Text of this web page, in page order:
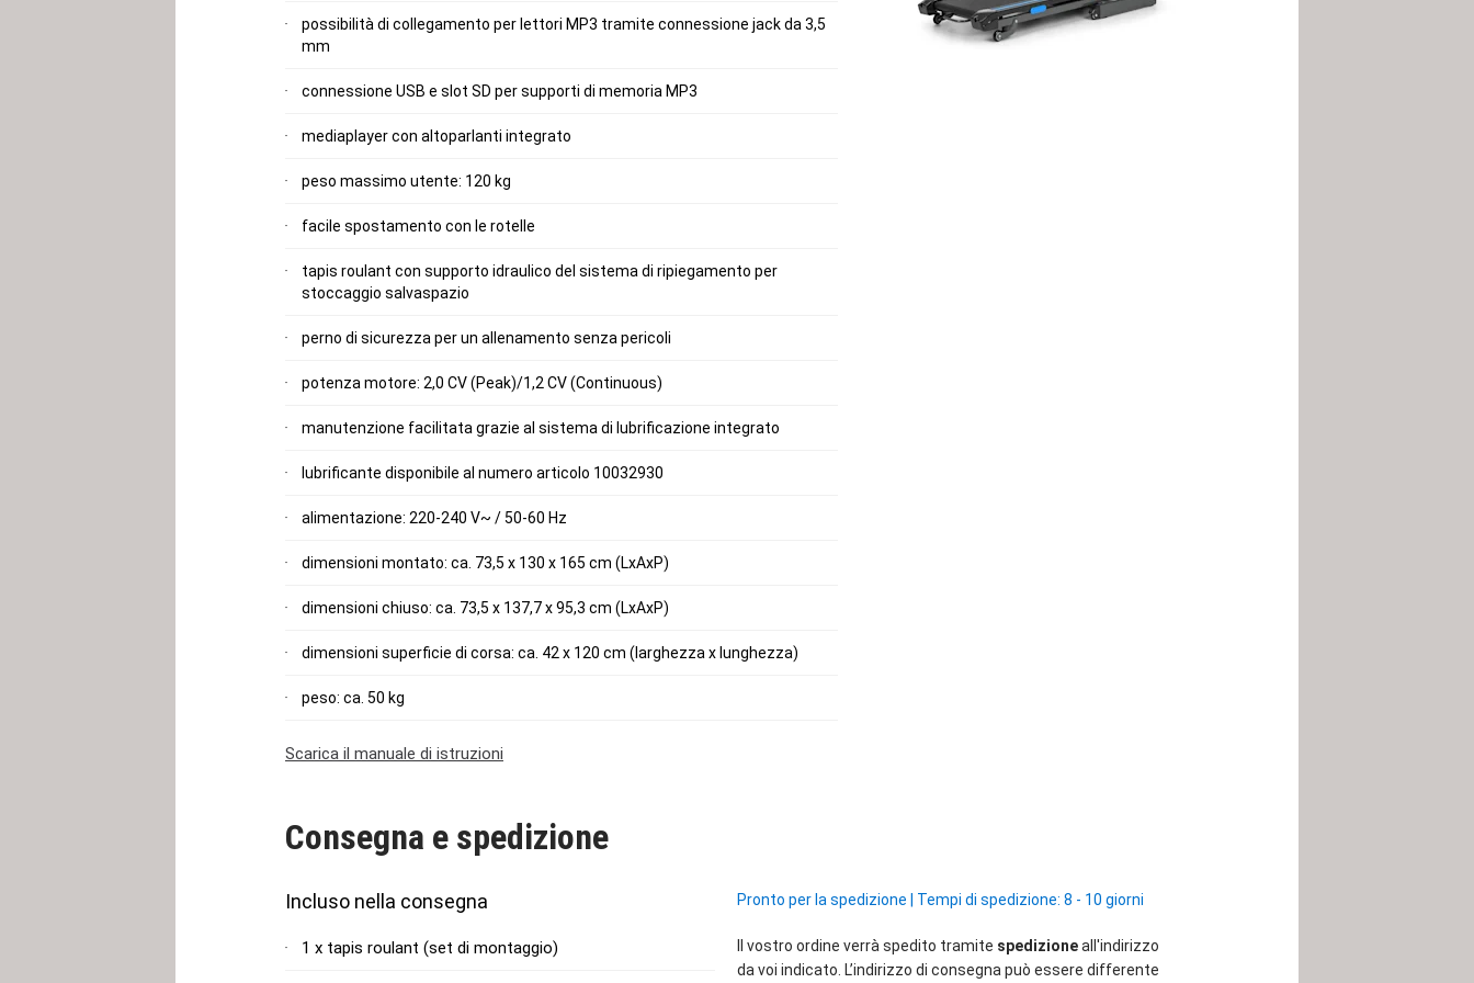
possibilità di collegamento per lettori MP3 tramite connessione jack da 3,5
mm
connessione USB e slot SD per supporti di memoria MP3
mediaplayer con altoparlanti integrato
peso massimo utente: 120 kg
facile spostamento con le rotelle
tapis roulant con supporto idraulico del sistema di ripiegamento per
stoccaggio salvaspazio
perno di sicurezza per un allenamento senza pericoli
potenza motore: 2,0 CV (Peak)/1,2 CV (Continuous)
manutenzione facilitata grazie al sistema di lubrificazione integrato
lubrificante disponibile al numero articolo 10032930
alimentazione: 220-240 V~ / 50-60 Hz
dimensioni montato: ca. 73,5 x 130 x 165 cm (LxAxP)
dimensioni chiuso: ca. 73,5 x 137,7 x 95,3 cm (LxAxP)
dimensioni superficie di corsa: ca. 42 x 120 cm (larghezza x lunghezza)
peso: ca. 50 kg
Scarica il manuale di istruzioni
Consegna e spedizione
Incluso nella consegna
1 x tapis roulant (set di montaggio)
Pronto per la spedizione Tempi di spedizione: 8 - 10 giorni
Il vostro ordine verrà spedito tramite spedizioneall'indirizzo
da voi indicato. L’indirizzo di consegna può essere differente